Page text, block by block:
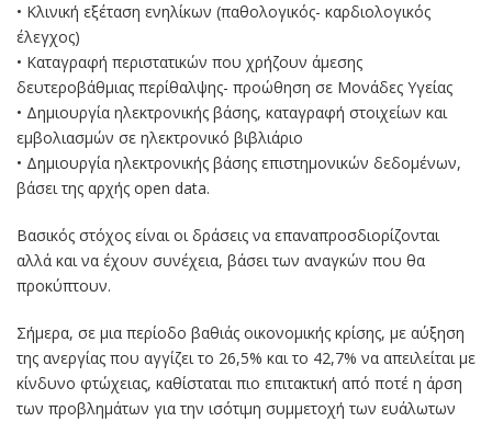
• Κλινική εξέταση ενηλίκων (παθολογικός- καρδιολογικός
έλεγχος)
• Καταγραφή περιστατικών που χρήζουν άμεσης
δευτεροβάθμιας περίθαλψης- προώθηση σε Μονάδες Υγείας
• Δημιουργία ηλεκτρονικής βάσης, καταγραφή στοιχείων και
εμβολιασμών σε ηλεκτρονικό βιβλιάριο
• Δημιουργία ηλεκτρονικής βάσης επιστημονικών δεδομένων,
βάσει της αρχής open data.
Βασικός στόχος είναι οι δράσεις να επαναπροσδιορίζονται
αλλά και να έχουν συνέχεια, βάσει των αναγκών που θα
προκύπτουν.
Σήμερα, σε μια περίοδο βαθιάς οικονομικής κρίσης, με αύξηση
της ανεργίας που αγγίζει το 26,5% και το 42,7% να απειλείται με
κίνδυνο φτώχειας, καθίσταται πιο επιτακτική από ποτέ η άρση
των προβλημάτων για την ισότιμη συμμετοχή των ευάλωτων